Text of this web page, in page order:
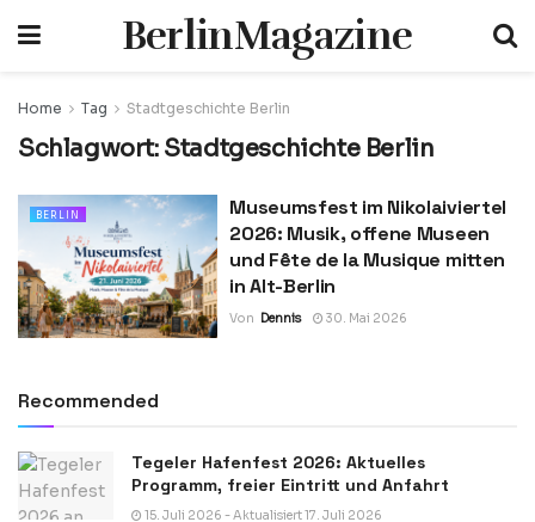
BerlinMagazine
Home Tag Stadtgeschichte Berlin
Schlagwort: Stadtgeschichte Berlin
BERLIN
Museumsfest im Nikolaiviertel
2026: Musik, offene Museen
und Fête de la Musique mitten
in Alt-Berlin
Von Dennis 30. Mai 2026
Recommended
Tegeler Hafenfest 2026: Aktuelles
Programm, freier Eintritt und Anfahrt
15. Juli 2026 - Aktualisiert 17. Juli 2026